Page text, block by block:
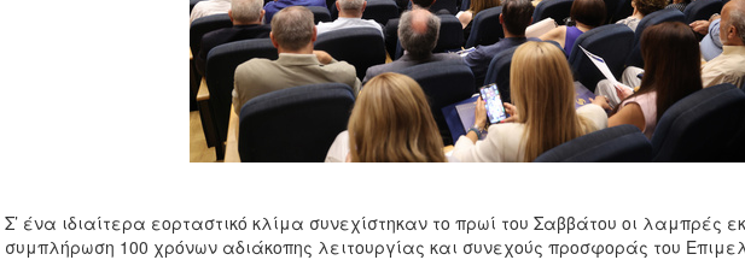
Σ’ ένα ιδιαίτερα εορταστικό κλίμα συνεχίστηκαν το πρωί του Σαββάτου οι λαμπρές
συμπλήρωση 100 χρόνων αδιάκοπης λειτουργίας και συνεχούς προσφοράς του